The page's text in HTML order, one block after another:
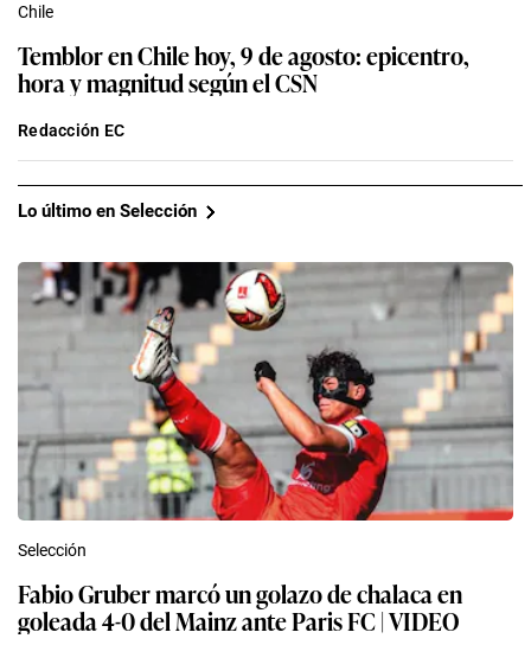
Chile
Temblor en Chile hoy, 9 de agosto: epicentro,
hora y magnitud según el CSN
Redacción EC
Lo último en Selección
Selección
Fabio Gruber marcó un golazo de chalaca en
goleada 4-0 del Mainz ante Paris FC | VIDEO